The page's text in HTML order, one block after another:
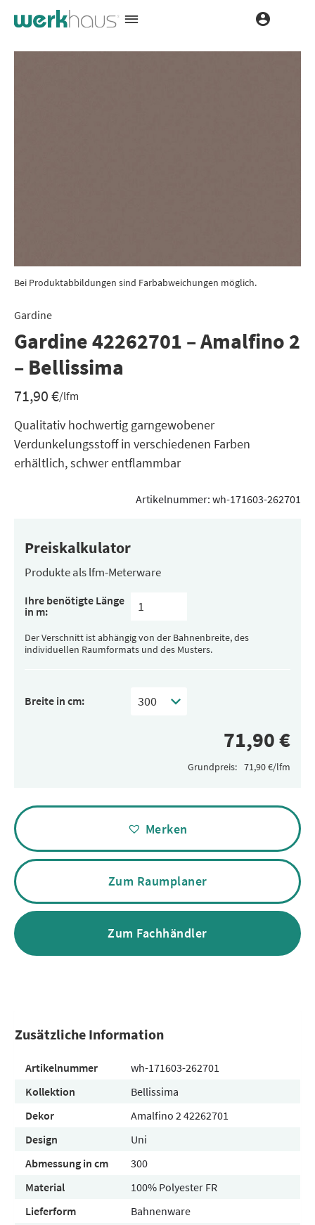
Bei Produktabbildungen sind Farbabweichungen möglich.
Gardine
Gardine 42262701 – Amalfino 2
– Bellissima
71,90€/lfm
Qualitativ hochwertig garngewobener
Verdunkelungsstoff in verschiedenen Farben
erhältlich, schwer entflammbar
Artikelnummer: wh-171603-262701
Preiskalkulator
Produkte als lfm-Meterware
Ihre benötigte Länge
in m:
Der Verschnitt ist abhängig von der Bahnenbreite, des
individuellen Raumformats und des Musters.
Breite in cm:
Grundpreis:
Alternative:
Merken
Zum Raumplaner
Zum Fachhändler
Zusätzliche Information
Artikelnummer
wh-171603-262701
Kollektion
Bellissima
Dekor
Amalfino 2 42262701
Design
Uni
Abmessung in cm
300
Material
100% Polyester FR
Lieferform
Bahnenware